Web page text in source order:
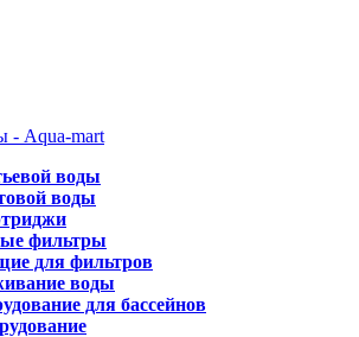
воды
воды
фильтры
для фильтров
воды
для бассейнов